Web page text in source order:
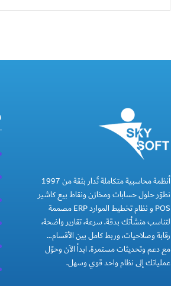
أنظمة محاسبية متكاملة تُدار بثقة من 1997
نطوّر حلول حسابات ومخازن ونقاط بيع كاشير
POS و نظام تخطيط الموارد ERP مصممة
لتناسب منشأتك بدقة. سرعة، تقارير واضحة،
رقابة وصلاحيات، وربط كامل بين الأقسام…
مع دعم وتحديثات مستمرة. ابدأ الآن وحوّل
عملياتك إلى نظام واحد قوي وسهل.